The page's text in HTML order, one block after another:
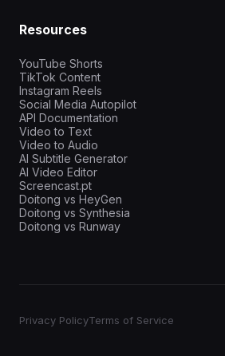
Resources
YouTube Shorts
TikTok Content
Instagram Reels
Social Media Autopilot
API Documentation
Video to Text
Video to Audio
AI Subtitle Generator
AI Video Editor
Screencast.pt
Doitong vs HeyGen
Doitong vs Synthesia
Doitong vs Runway
Privacy PolicyTerms of Service